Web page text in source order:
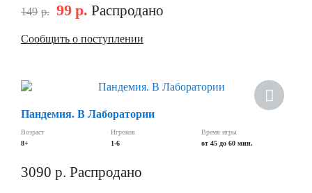
149 р. 99 р. Распродано
Сообщить о поступлении
Пандемия. В Лаборатории
Возраст
8+
Игроков
1-6
Время игры
от 45 до 60 мин.
3090 р. Распродано